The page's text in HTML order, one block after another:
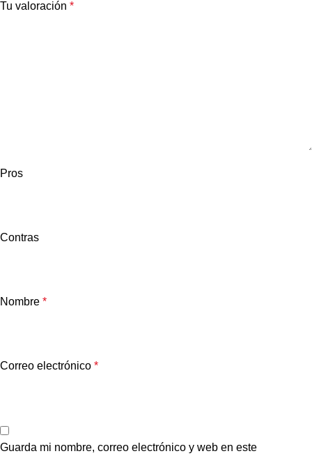
Tu valoración *
Pros
Contras
Nombre *
Correo electrónico *
Guarda mi nombre, correo electrónico y web en este